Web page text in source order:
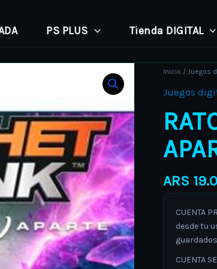
PS PLUS Tienda DIGITAL
Inicio / Juegos
Juegos
ARS
CUENTA
desde tu
CUENTA
Ratchet
&
Rift
Apart
PS5
cantidad